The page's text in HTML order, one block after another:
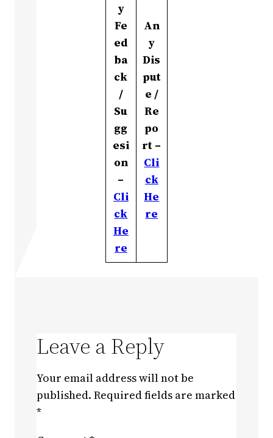
y
Fe
ed
ba
ck
/
Su
gg
esi
on
–
Cli
ck
He
re
An
y
Dis
put
e /
Re
po
rt –
Cli
ck
He
re
Leave a Reply
Your email address will not be
published. Required fields are marked
*